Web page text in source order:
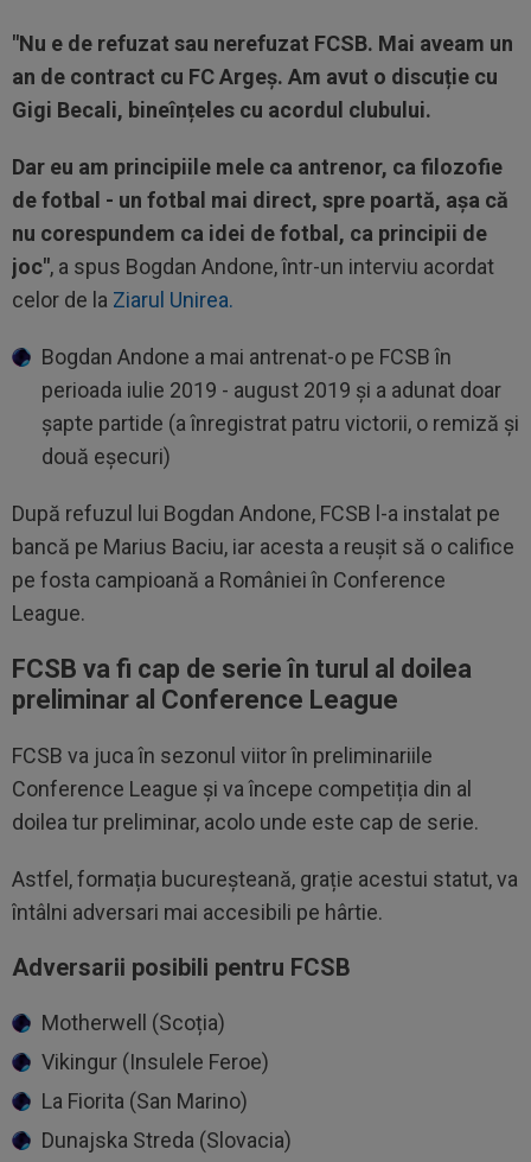
"Nu e de refuzat sau nerefuzat FCSB. Mai aveam un
an de contract cu FC Argeș. Am avut o discuție cu
Gigi Becali, bineînțeles cu acordul clubului.
Dar eu am principiile mele ca antrenor, ca filozofie
de fotbal - un fotbal mai direct, spre poartă, așa că
nu corespundem ca idei de fotbal, ca principii de
joc", a spus Bogdan Andone, într-un interviu acordat
celor de la Ziarul Unirea.
Bogdan Andone a mai antrenat-o pe FCSB în
perioada iulie 2019 - august 2019 și a adunat doar
șapte partide (a înregistrat patru victorii, o remiză și
două eșecuri)
După refuzul lui Bogdan Andone, FCSB l-a instalat pe
bancă pe Marius Baciu, iar acesta a reușit să o califice
pe fosta campioană a României în Conference
League.
FCSB va fi cap de serie în turul al doilea
preliminar al Conference League
FCSB va juca în sezonul viitor în preliminariile
Conference League și va începe competiția din al
doilea tur preliminar, acolo unde este cap de serie.
Astfel, formația bucureșteană, grație acestui statut, va
întâlni adversari mai accesibili pe hârtie.
Adversarii posibili pentru FCSB
Motherwell (Scoția)
Vikingur (Insulele Feroe)
La Fiorita (San Marino)
Dunajska Streda (Slovacia)